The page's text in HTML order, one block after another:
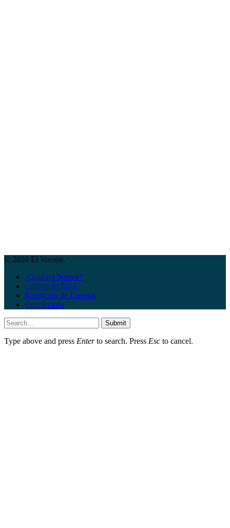
© 2026 El Vocero.
¿Quiénes Somos?
Código de Ética
Rendición de Cuentas
Contáctanos
Submit
Type above and press Enterto search. Press Esc to cancel.